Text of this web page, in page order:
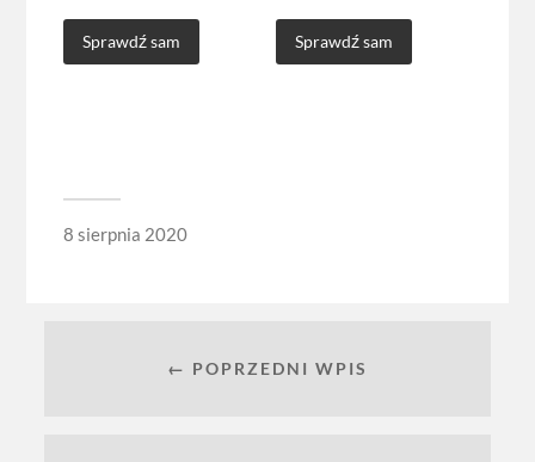
Sprawdź sam Sprawdź sam
8 sierpnia 2020
← POPRZEDNI WPIS